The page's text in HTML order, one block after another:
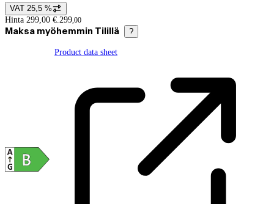
Price details
VAT 25,5 %
Hinta 299,00 €. 299,00
Maksa myöhemmin Tilillä ?
Product data sheet